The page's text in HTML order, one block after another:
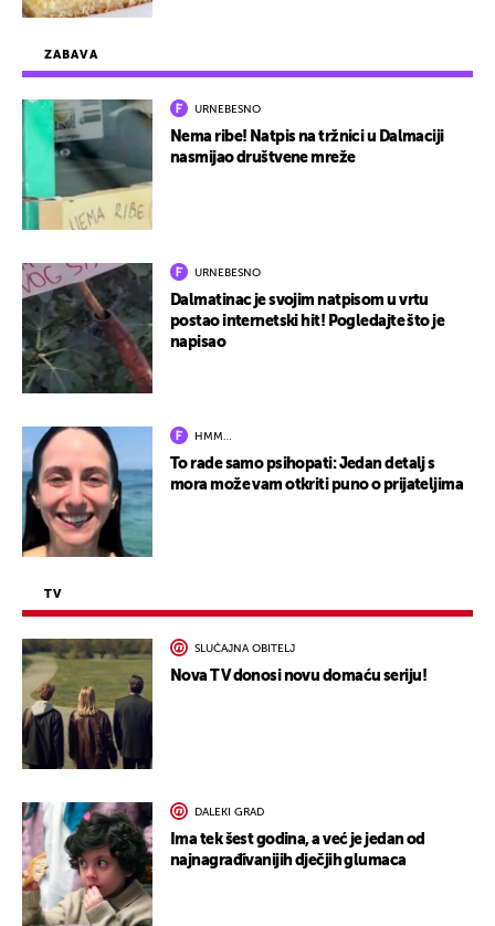
ZABAVA
URNEBESNO
Nema ribe! Natpis na tržnici u Dalmaciji
nasmijao društvene mreže
URNEBESNO
Dalmatinac je svojim natpisom u vrtu
postao internetski hit! Pogledajte što je
napisao
HMM…
To rade samo psihopati: Jedan detalj s
mora može vam otkriti puno o prijateljima
TV
SLUČAJNA OBITELJ
Nova TV donosi novu domaću seriju!
DALEKI GRAD
Ima tek šest godina, a već je jedan od
najnagrađivanijih dječjih glumaca